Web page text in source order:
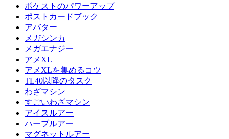
ポケストのパワーアップ
ポストカードブック
アバター
メガシンカ
メガエナジー
アメXL
アメXLを集めるコツ
TL40以降のタスク
わざマシン
すごいわざマシン
アイスルアー
ハーブルアー
マグネットルアー